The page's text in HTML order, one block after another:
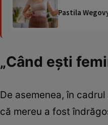
Pastila
„Când ești
De asemenea, în
că mereu a fost